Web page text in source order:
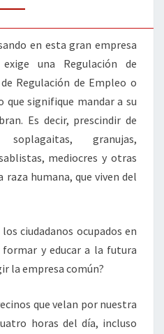
CASA?
en esta gran empresa
una Regulación de
Regulación de Empleo o
signifique mandar a su
Es decir, prescindir de
granujas,
mediocres y otras
raza humana, que viven del
ciudadanos ocupados en
y educar a la futura
la empresa común?
que velan por nuestra
horas del día, incluso